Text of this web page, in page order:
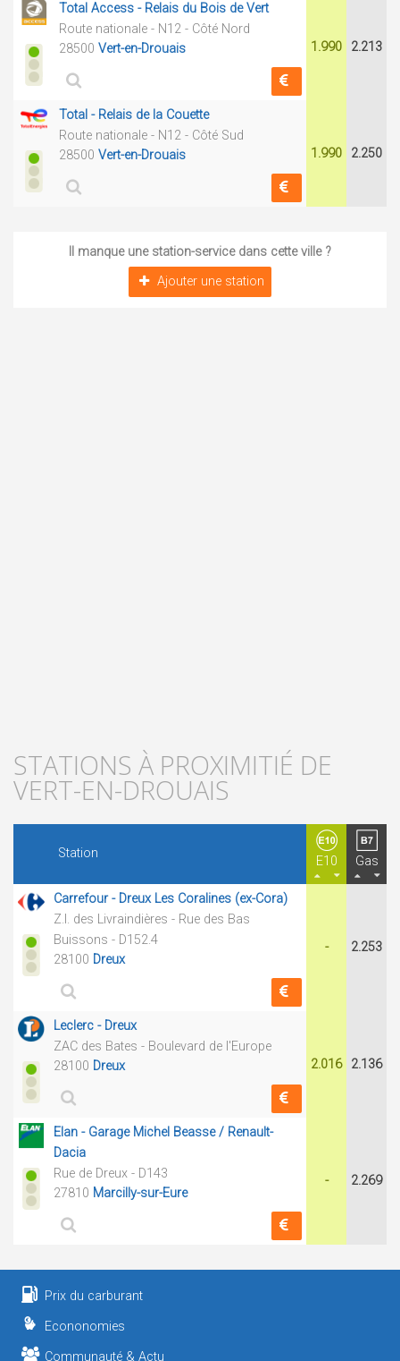
Total Access - Relais du Bois de Vert
Route nationale - N12 - Côté Nord
28500 Vert-en-Drouais 1.990 2.213
Total - Relais de la Couette
Route nationale - N12 - Côté Sud
28500 Vert-en-Drouais 1.990 2.250
Il manque une station-service dans cette ville ?
Ajouter une station
STATIONS À PROXIMITIÉ DE
VERT-EN-DROUAIS
Station
E10 Gas
Carrefour - Dreux Les Coralines (ex-Cora)
Z.I. des Livraindières - Rue des Bas
Buissons - D152.4
28100 Dreux
- 2.253
Leclerc - Dreux
ZAC des Bates - Boulevard de l'Europe
28100 Dreux 2.016 2.136
Elan - Garage Michel Beasse / Renault-
Dacia
Rue de Dreux - D143
27810 Marcilly-sur-Eure
- 2.269
Prix du carburant
Econonomies
Communauté & Actu